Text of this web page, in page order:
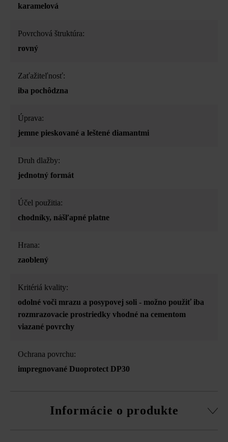
karamelová
Povrchová štruktúra:
rovný
Zaťažiteľnosť:
iba pochôdzna
Úprava:
jemne pieskované a leštené diamantmi
Druh dlažby:
jednotný formát
Účel použitia:
chodníky, nášľapné platne
Hrana:
zaoblený
Kritériá kvality:
odolné voči mrazu a posypovej soli - možno použiť iba
rozmrazovacie prostriedky vhodné na cementom
viazané povrchy
Ochrana povrchu:
impregnované Duoprotect DP30
Informácie o produkte